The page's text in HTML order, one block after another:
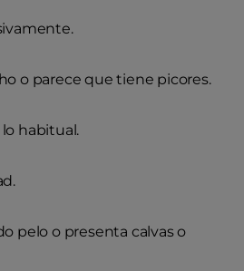
o parece que tiene picores.
habitual.
pelo o presenta calvas o